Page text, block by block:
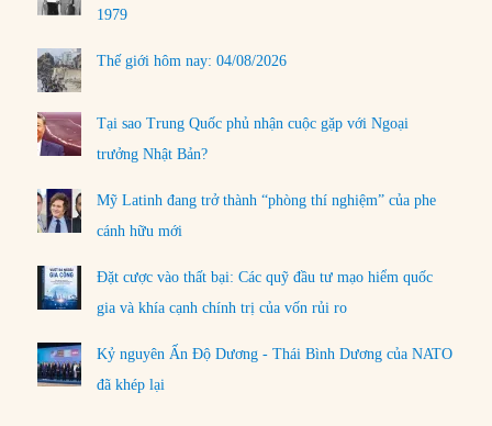
1979
Thế giới hôm nay: 04/08/2026
Tại sao Trung Quốc phủ nhận cuộc gặp với Ngoại
trưởng Nhật Bản?
Mỹ Latinh đang trở thành “phòng thí nghiệm” của phe
cánh hữu mới
Đặt cược vào thất bại: Các quỹ đầu tư mạo hiểm quốc
gia và khía cạnh chính trị của vốn rủi ro
Kỷ nguyên Ấn Độ Dương - Thái Bình Dương của NATO
đã khép lại